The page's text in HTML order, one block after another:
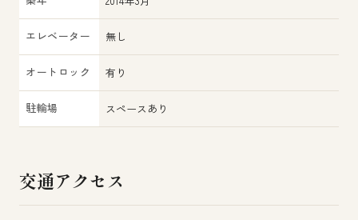
エレベーター 無し
オートロック 有り
駐輪場 スペースあり
交通アクセス